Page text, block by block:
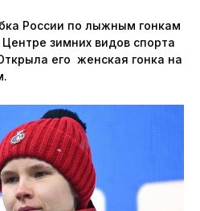
России по лыжным гонкам
зимних видов спорта
его женская гонка на